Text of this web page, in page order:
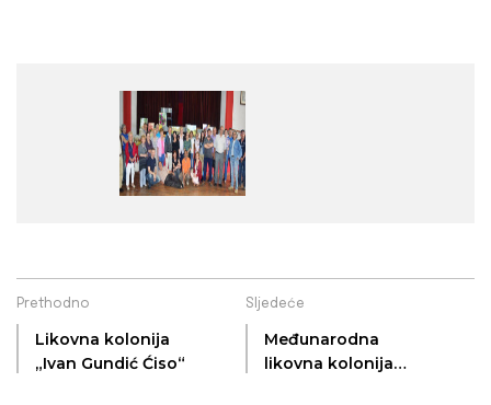
Prethodno
Likovna kolonija
„Ivan Gundić Ćiso“
Sljedeće
Međunarodna
likovna kolonija